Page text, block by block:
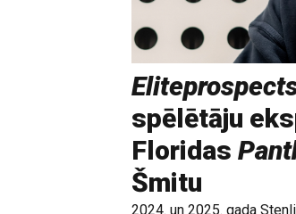
spēlētāju
Floridas
Šmitu
2024. un 2025. gada